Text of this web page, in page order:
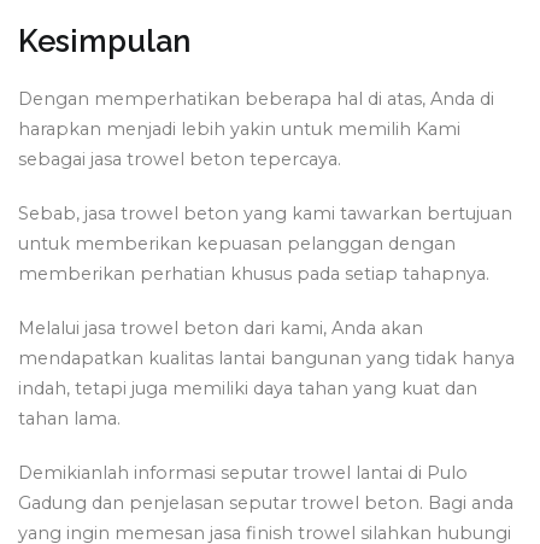
Kesimpulan
Dengan memperhatikan beberapa hal di atas, Anda di
harapkan menjadi lebih yakin untuk memilih Kami
sebagai jasa trowel beton tepercaya.
Sebab, jasa trowel beton yang kami tawarkan bertujuan
untuk memberikan kepuasan pelanggan dengan
memberikan perhatian khusus pada setiap tahapnya.
Melalui jasa trowel beton dari kami, Anda akan
mendapatkan kualitas lantai bangunan yang tidak hanya
indah, tetapi juga memiliki daya tahan yang kuat dan
tahan lama.
Demikianlah informasi seputar trowel lantai di Pulo
Gadung dan penjelasan seputar trowel beton. Bagi anda
yang ingin memesan jasa finish trowel silahkan hubungi